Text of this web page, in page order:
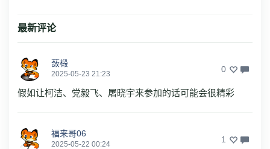
最新评论
蔹椴
2025-05-23 21:23 0
假如让柯洁、党毅飞、屠晓宇来参加的话可能会很精彩
福来哥06
2025-05-22 00:24 1